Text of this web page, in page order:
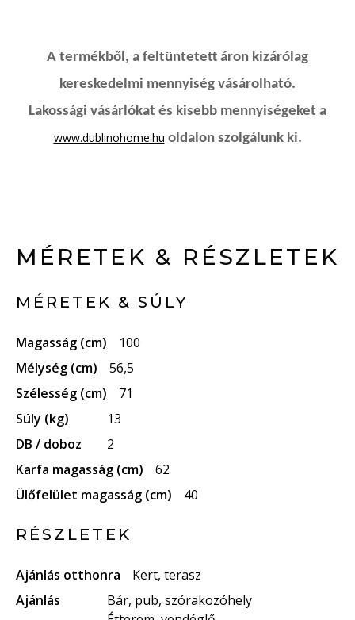
A termékből, a feltüntetett áron kizárólag
kereskedelmi mennyiség vásárolható.
Lakossági vásárlókat és kisebb mennyiségeket a
www.dublinohome.hu oldalon szolgálunk ki.
MÉRETEK & RÉSZLETEK
MÉRETEK & SÚLY
Magasság (cm)
100
Mélység (cm)
56,5
Szélesség (cm)
71
Súly (kg)
13
DB / doboz
2
Karfa magasság (cm)
62
Ülőfelület magasság (cm)
40
RÉSZLETEK
Ajánlás otthonra
Kert, terasz
Ajánlás
Bár, pub, szórakozóhely